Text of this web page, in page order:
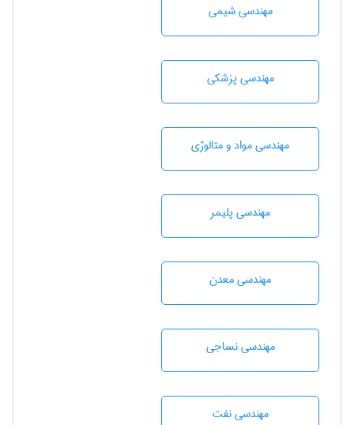
مهندسي شيمی
مهندسی پزشکی
مهندسی مواد و متالوژی
مهندسی پليمر
مهندسی معدن
مهندسي نساجی
مهندسی نفت